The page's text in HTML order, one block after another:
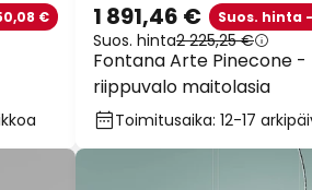
€
Fontana Arte Pinecone -
riippuvalo maitolasia
1 891,46 € Suos. hinta
Suos. hinta2 225,25 €
Toimitusaika: 12-17